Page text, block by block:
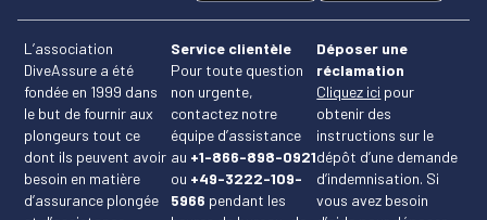
L’association
DiveAssure a été
fondée en 1999 dans
le but de fournir aux
plongeurs tout ce
dont ils peuvent avoir
besoin en matière
d’assurance plongée
Service clientèle
Pour toute question
non urgente,
contactez notre
équipe d’assistance
au +1-866-898-0921
ou +49-3222-109-
5966 pendant les
Déposer une
réclamation
Cliquez ici pour
obtenir des
instructions sur le
dépôt d’une demande
d’indemnisation. Si
vous avez besoin